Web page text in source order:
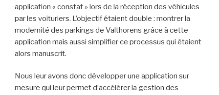
application « constat » lors de la réception des véhicules
par les voituriers. L’objectif étaient double : montrer la
modernité des parkings de Valthorens grâce à cette
application mais aussi simplifier ce processus qui étaient
alors manuscrit.
Nous leur avons donc développer une application sur
mesure qui leur permet d’accélérer la gestion des